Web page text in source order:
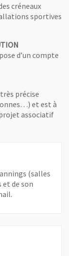
créneaux
sportives
d’un compte
précise
et est à
nouvelle fenêtre
associatif
(salles
de son